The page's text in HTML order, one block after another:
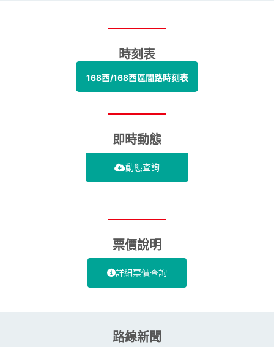
時刻表
168西/168西區間路時刻表
即時動態
動態查詢
票價說明
詳細票價查詢
路線新聞